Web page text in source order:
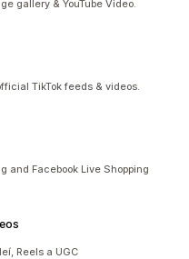
gallery & YouTube Video.
TikTok feeds & videos.
and Facebook Live Shopping
Reels a UGC